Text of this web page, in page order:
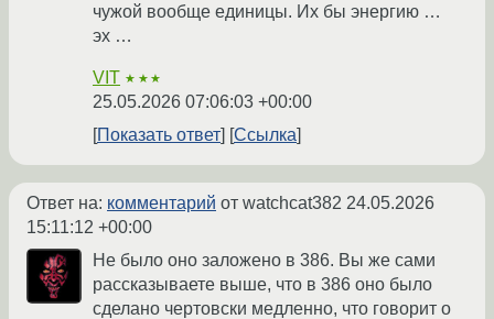
чужой вообще единицы. Их бы энергию …
эх …
VIT ★★★
25.05.2026 07:06:03 +00:00
Показать ответ
Ссылка
Ответ на: комментарий от watchcat382 24.05.2026
15:11:12 +00:00
Не было оно заложено в 386. Вы же сами
рассказываете выше, что в 386 оно было
сделано чертовски медленно, что говорит о